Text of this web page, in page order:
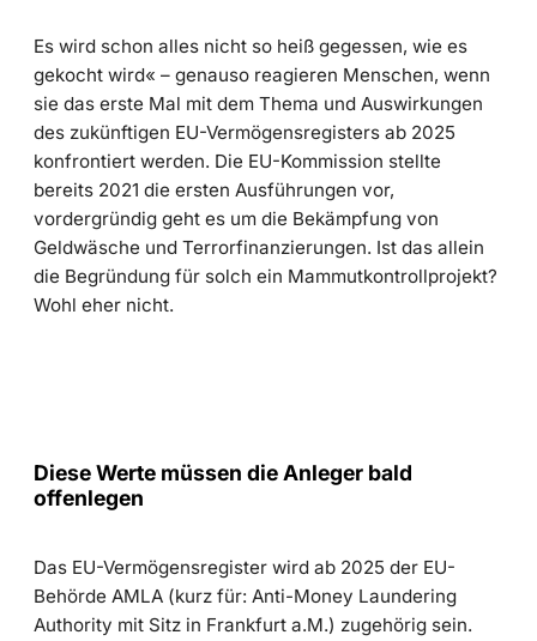
Es wird schon alles nicht so heiß gegessen, wie es
gekocht wird« – genauso reagieren Menschen, wenn
sie das erste Mal mit dem Thema und Auswirkungen
des zukünftigen EU-Vermögensregisters ab 2025
konfrontiert werden. Die EU-Kommission stellte
bereits 2021 die ersten Ausführungen vor,
vordergründig geht es um die Bekämpfung von
Geldwäsche und Terrorfinanzierungen. Ist das allein
die Begründung für solch ein Mammutkontrollprojekt?
Wohl eher nicht.
Diese Werte müssen die Anleger bald
offenlegen
Das EU-Vermögensregister wird ab 2025 der EU-
Behörde AMLA (kurz für: Anti-Money Laundering
Authority mit Sitz in Frankfurt a.M.) zugehörig sein.